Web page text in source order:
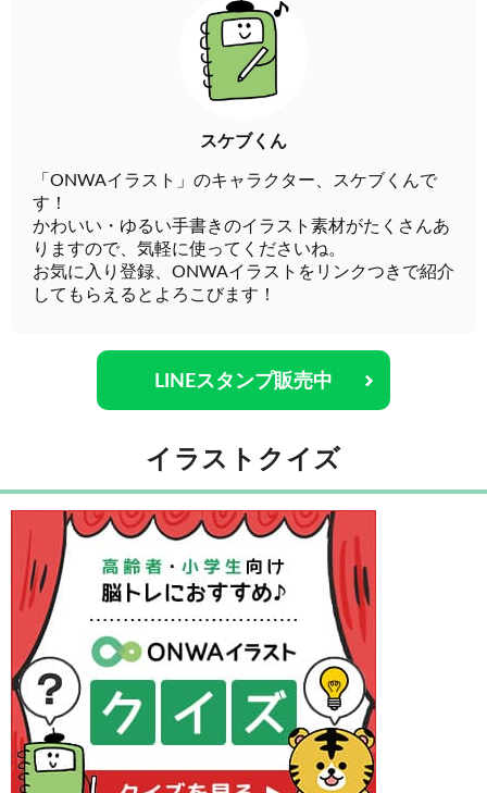
スケブくん
「ONWAイラスト」のキャラクター、スケブくんで
す！
かわいい・ゆるい手書きのイラスト素材がたくさんあ
りますので、気軽に使ってくださいね。
お気に入り登録、ONWAイラストをリンクつきで紹介
してもらえるとよろこびます！
LINEスタンプ販売中
イラストクイズ